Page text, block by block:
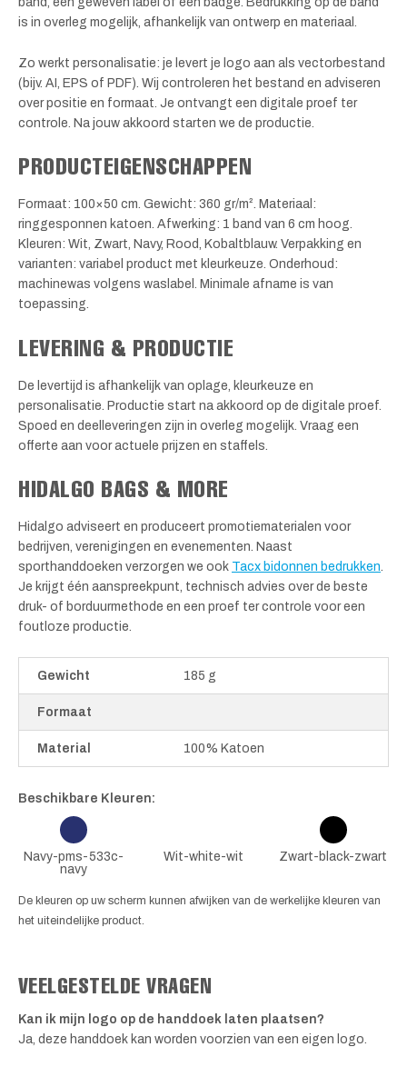
is in overleg mogelijk, afhankelijk van ontwerp en materiaal.
Zo werkt personalisatie: je levert je logo aan als vectorbestand
(bijv. AI, EPS of PDF). Wij controleren het bestand en adviseren
over positie en formaat. Je ontvangt een digitale proef ter
controle. Na jouw akkoord starten we de productie.
PRODUCTEIGENSCHAPPEN
Formaat: 100×50 cm. Gewicht: 360 gr/m². Materiaal:
ringgesponnen katoen. Afwerking: 1 band van 6 cm hoog.
Kleuren: Wit, Zwart, Navy, Rood, Kobaltblauw. Verpakking en
varianten: variabel product met kleurkeuze. Onderhoud:
machinewas volgens waslabel. Minimale afname is van
toepassing.
LEVERING & PRODUCTIE
De levertijd is afhankelijk van oplage, kleurkeuze en
personalisatie. Productie start na akkoord op de digitale proef.
Spoed en deelleveringen zijn in overleg mogelijk. Vraag een
offerte aan voor actuele prijzen en staffels.
HIDALGO BAGS & MORE
Hidalgo adviseert en produceert promotiematerialen voor
bedrijven, verenigingen en evenementen. Naast
sporthanddoeken verzorgen we ook Tacx bidonnen bedrukken
Je krijgt één aanspreekpunt, technisch advies over de beste
druk- of borduurmethode en een proef ter controle voor een
foutloze productie.
Gewicht 185 g
Formaat
Material 100% Katoen
Beschikbare Kleuren:
Navy-pms-533c-
navy
Wit-white-wit Zwart-black-zwart
De kleuren op uw scherm kunnen afwijken van de werkelijke kleuren van
het uiteindelijke product.
VEELGESTELDE VRAGEN
Kan ik mijn logo op de handdoek laten plaatsen?
Ja, deze handdoek kan worden voorzien van een eigen logo.